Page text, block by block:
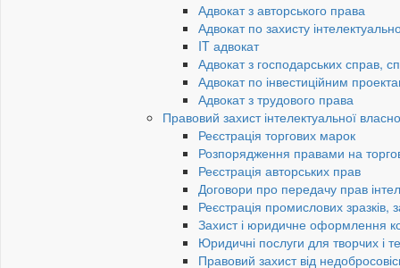
Адвокат з авторського права
Адвокат по захисту
IT адвокат
Адвокат з господарських справ,
Адвокат по інвестиційним
Адвокат з трудового права
Правовий захист інтелектуальної
Реєстрація торгових марок
Розпорядження правами на
Реєстрація авторських прав
Договори про передачу прав
Реєстрація промислових зразків,
Захист і юридичне оформлення
Юридичні послуги для творчих і
Правовий захист від